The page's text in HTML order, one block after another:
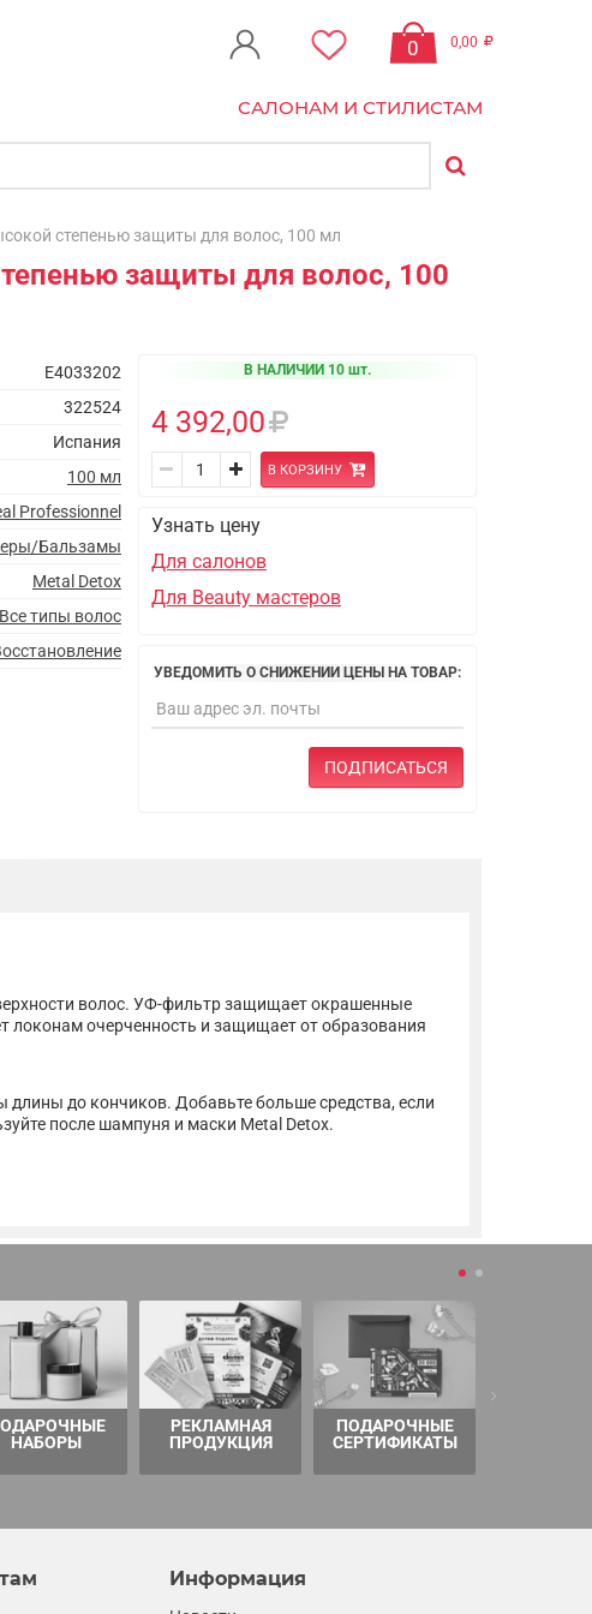
0 0,00
САЛОНАМ И СТИЛИСТАМ
степенью защиты для волос, 100 мл
защиты для волос, 100
E4033202
322524
Испания
100 мл
Professionnel
Бальзамы
Metal Detox
Все типы волос
В НАЛИЧИИ 10 шт.
4 392,00
В КОРЗИНУ
Узнать цену
Для салонов
Для Beauty мастеров
УВЕДОМИТЬ О СНИЖЕНИИ ЦЕНЫ НА ТОВАР:
ПОДПИСАТЬСЯ
волос. УФ-фильтр защищает окрашенные
локонам очерченность и защищает от образования
длины до кончиков. Добавьте больше средства, если
после шампуня и маски Metal Detox.
НАБОРЫ
РЕКЛАМНАЯ
ПРОДУКЦИЯ
ПОДАРОЧНЫЕ
СЕРТИФИКАТЫ
Информация